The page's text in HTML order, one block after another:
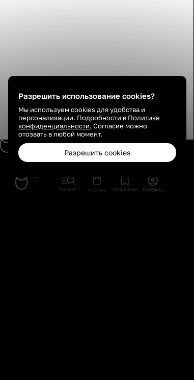
Знаменитая квартира Рады
Публичная оферта
Каталог Корзина Избранное Профиль
Разрешить использование cookies?
Мы используем cookies для удобства и
персонализации. Подробности в Политике
конфиденциальности. Согласие можно
отозвать в любой момент.
Разрешить cookies